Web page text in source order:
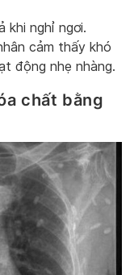
khi nghỉ ngơi.
cảm thấy khó
động nhẹ nhàng.
chất bằng